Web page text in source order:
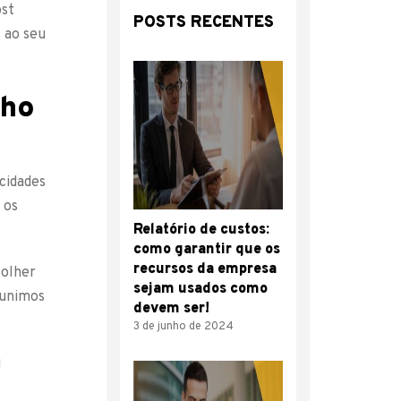
seu
POSTS RECENTES
Relatório de custos:
como garantir que os
recursos da empresa
sejam usados como
devem ser!
3 de junho de 2024